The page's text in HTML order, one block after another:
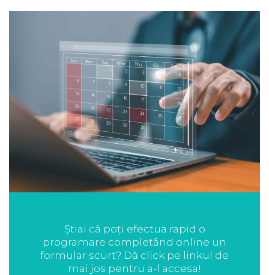
Știai că poți efectua rapid o
programare completând online un
formular scurt? Dă click pe linkul de
mai jos pentru a-l accesa!